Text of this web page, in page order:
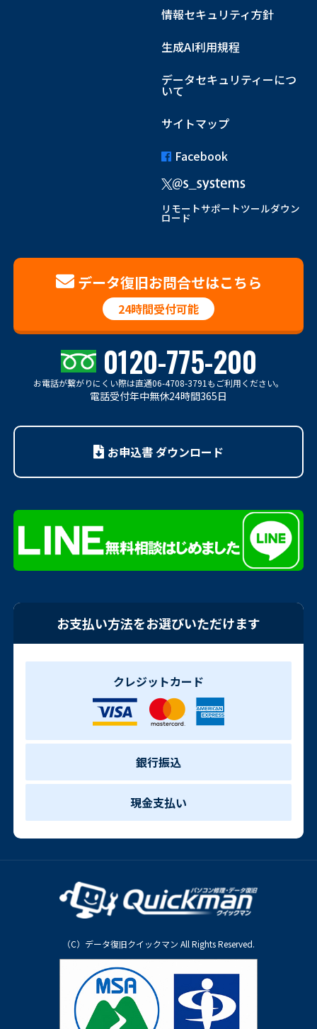
情報セキュリティ方針
生成AI利用規程
データセキュリティーにつ
いて
サイトマップ
Facebook
リモートサポートツールダウン
ロード
データ復旧お問合せはこちら
24時間受付可能
0120-775-200
お電話が繋がりにくい際は直通06-4708-3791もご利用ください。
電話受付年中無休24時間365日
お申込書 ダウンロード
お支払い方法をお選びいただけます
クレジットカード
銀行振込
現金支払い
（C）データ復旧クイックマン All Rights Reserved.